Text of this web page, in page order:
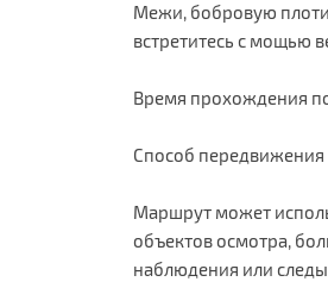
Межи, бобровую
встретитесь с мощью
Время прохождения по
Способ
Маршрут может
объектов осмотра,
наблюдения или